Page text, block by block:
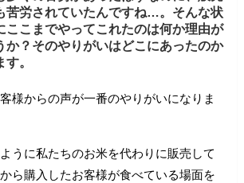
苦労されていたんですね…。そんな状
ここまでやってこれたのは何か理由が
か？そのやりがいはどこにあったのか
。
様からの声が一番のやりがいになりま
うに私たちのお米を代わりに販売して
ら購入したお客様が食べている場面を